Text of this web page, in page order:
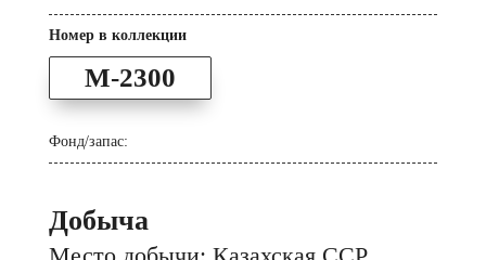
Номер в коллекции
M-2300
Фонд/запас:
Добыча